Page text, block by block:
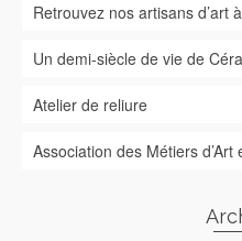
Retrouvez nos artisans d’art
Un demi-siècle de vie de
Atelier de reliure
Association des Métiers